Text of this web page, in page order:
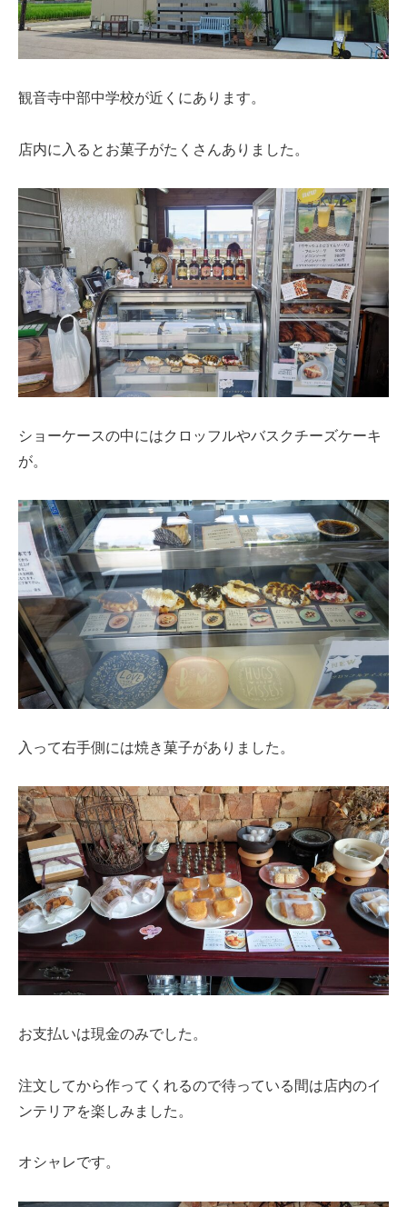
観音寺中部中学校が近くにあります。
店内に入るとお菓子がたくさんありました。
ショーケースの中にはクロッフルやバスクチーズケーキ
が。
入って右手側には焼き菓子がありました。
お支払いは現金のみでした。
注文してから作ってくれるので待っている間は店内のイ
ンテリアを楽しみました。
オシャレです。